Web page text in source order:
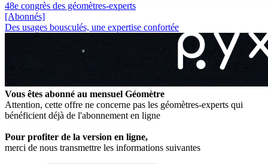
48e congrès des géomètres-experts
[Abonnés]
Des usages bousculés, une expertise confortée
Vous êtes abonné au mensuel Géomètre
Attention, cette offre ne concerne pas les géomètres-experts qui
bénéficient déjà de l'abonnement en ligne
Pour profiter de la version en ligne,
merci de nous transmettre les informations suivantes